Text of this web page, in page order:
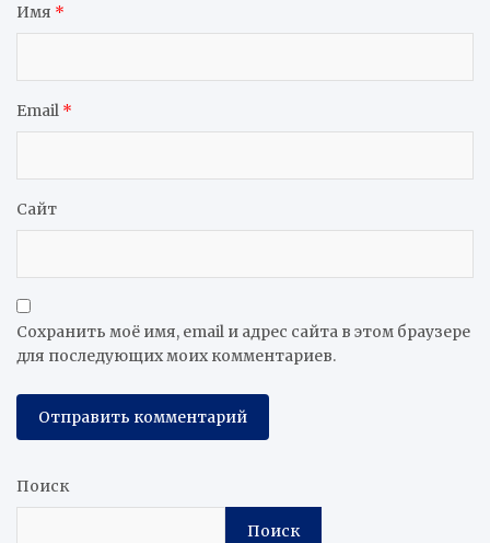
Имя *
Email *
Сайт
Сохранить моё имя, email и адрес сайта в этом браузере
для последующих моих комментариев.
Поиск
Поиск